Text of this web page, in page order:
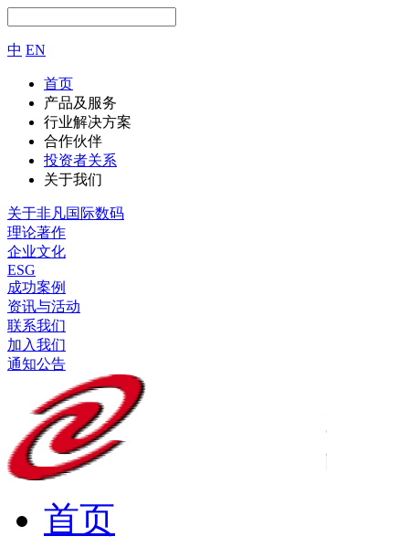
中 EN
首页
产品及服务
行业解决方案
合作伙伴
投资者关系
关于我们
关于非凡国际数码
理论著作
企业文化
ESG
成功案例
资讯与活动
联系我们
加入我们
通知公告
首页